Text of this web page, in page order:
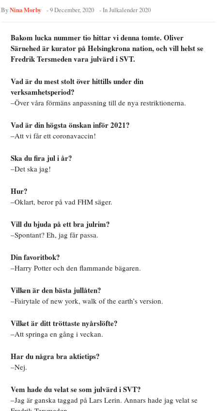
ByNina Morby -9 December, 2020 - InJulkalender 2020
Bakom lucka nummer tio hittar vi denna tomte. Oliver
Särnehed är kurator på Helsingkrona nation, och vill helst se
Fredrik Tersmeden vara julvärd i SVT.
Vad är du mest stolt över hittills under din
verksamhetsperiod?
–Över våra förmäns anpassning till de nya restriktionerna.
Vad är din högsta önskan inför 2021?
–Att vi får ett coronavaccin!
Ska du fira jul i år?
–Det ska jag!
Hur?
–Oklart, beror på vad FHM säger.
Vill du bjuda på ett bra julrim?
–Spontant? Eh, jag får passa.
Din favoritbok?
–Harry Potter och den flammande bägaren.
Vilken är den bästa jullåten?
–Fairytale of new york, walk of the earth’s version.
Vilket är ditt tröttaste nyårslöfte?
–Att springa en gång i veckan.
Har du några bra aktietips?
–Nej.
Vem hade du velat se som julvärd i SVT?
–Jag är ganska taggad på Lars Lerin. Annars hade jag velat se